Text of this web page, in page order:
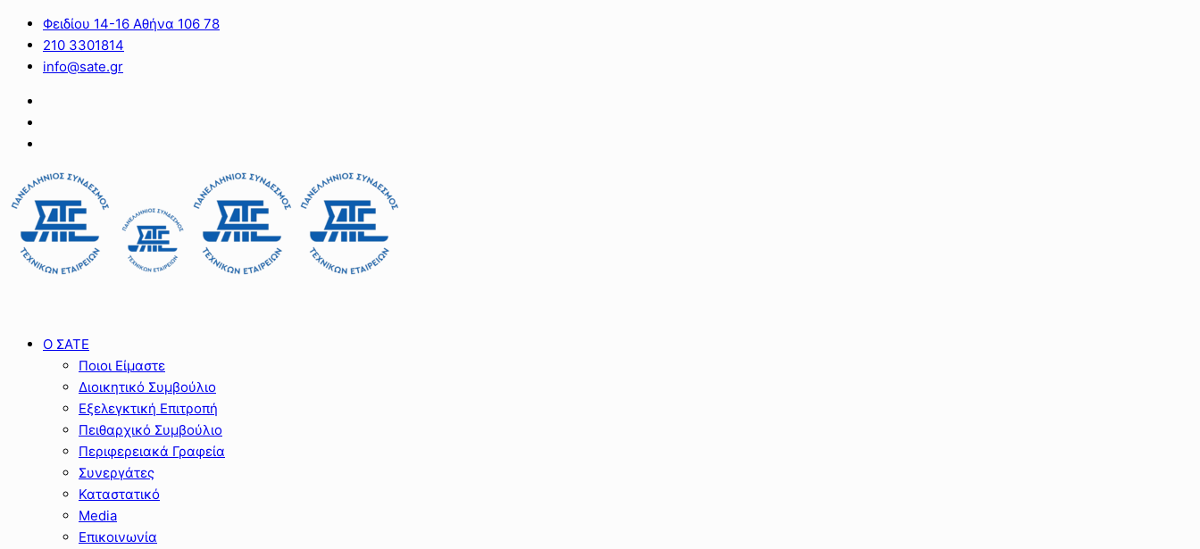
Φειδίου 14-16 Αθήνα 106 78
210 3301814
info@sate.gr
Ο ΣΑΤΕ
Ποιοι Είμαστε
Διοικητικό Συμβούλιο
Εξελεγκτική Επιτροπή
Πειθαρχικό Συμβούλιο
Περιφερειακά Γραφεία
Συνεργάτες
Καταστατικό
Media
Επικοινωνία